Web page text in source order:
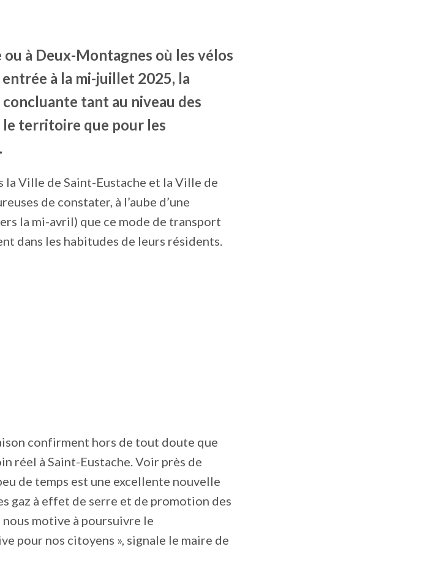
à Deux-Montagnes où les vélos
à la mi-juillet 2025, la
concluante tant au niveau des
territoire que pour les
la Ville de Saint-Eustache et la Ville de
de constater, à l’aube d’une
la mi-avril) que ce mode de transport
dans les habitudes de leurs résidents.
confirment hors de tout doute que
réel à Saint-Eustache. Voir près de
de temps est une excellente nouvelle
gaz à effet de serre et de promotion des
nous motive à poursuivre le
pour nos citoyens », signale le maire de